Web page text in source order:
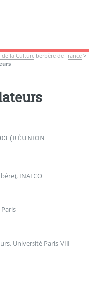
de la Culture berbère de France>
(RÉUNION
INALCO
Université Paris-VIII